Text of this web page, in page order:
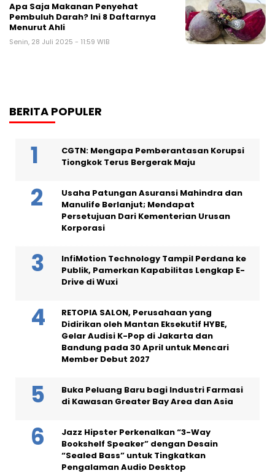
Apa Saja Makanan Penyehat
Pembuluh Darah? Ini 8 Daftarnya
Menurut Ahli
Senin, 28 Juli 2025 - 11:59 WIB
BERITA POPULER
CGTN: Mengapa Pemberantasan Korupsi
Tiongkok Terus Bergerak Maju
Usaha Patungan Asuransi Mahindra dan
Manulife Berlanjut; Mendapat
Persetujuan Dari Kementerian Urusan
Korporasi
InfiMotion Technology Tampil Perdana ke
Publik, Pamerkan Kapabilitas Lengkap E-
Drive di Wuxi
RETOPIA SALON, Perusahaan yang
Didirikan oleh Mantan Eksekutif HYBE,
Gelar Audisi K-Pop di Jakarta dan
Bandung pada 30 April untuk Mencari
Member Debut 2027
Buka Peluang Baru bagi Industri Farmasi
di Kawasan Greater Bay Area dan Asia
Jazz Hipster Perkenalkan “3-Way
Bookshelf Speaker” dengan Desain
“Sealed Bass” untuk Tingkatkan
Pengalaman Audio Desktop